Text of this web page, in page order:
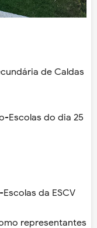
de Caldas
Escolas do dia 25
da ESCV
representantes